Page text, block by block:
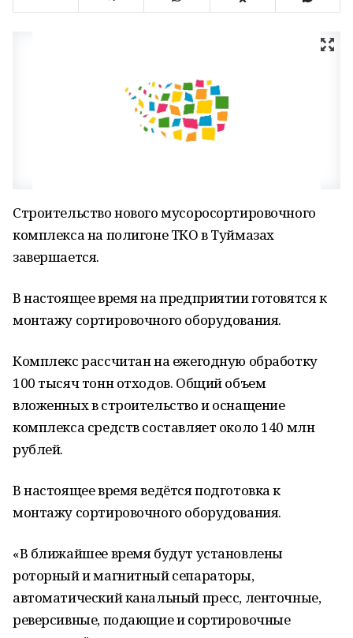
Строительство нового мусоросортировочного
комплекса на полигоне ТКО в Туймазах
завершается.
В настоящее время на предприятии готовятся к
монтажу сортировочного оборудования.
Комплекс рассчитан на ежегодную обработку
100 тысяч тонн отходов. Общий объем
вложенных в строительство и оснащение
комплекса средств составляет около 140 млн
рублей.
В настоящее время ведётся подготовка к
монтажу сортировочного оборудования.
«В ближайшее время будут установлены
роторный и магнитный сепараторы,
автоматический канальный пресс, ленточные,
реверсивные, подающие и сортировочные